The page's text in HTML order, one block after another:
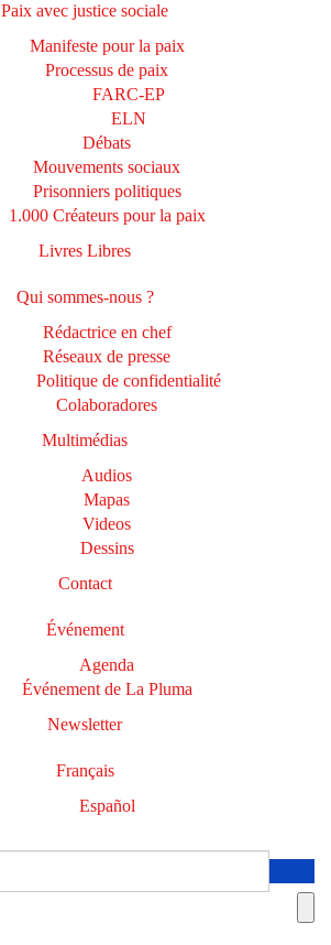
Paix avec justice sociale
Manifeste pour la paix
Processus de paix
FARC-EP
ELN
Débats
Mouvements sociaux
Prisonniers politiques
1.000 Créateurs pour la paix
Livres Libres
Qui sommes-nous ?
Rédactrice en chef
Réseaux de presse
Politique de confidentialité
Colaboradores
Multimédias
Audios
Mapas
Videos
Dessins
Contact
Événement
Agenda
Événement de La Pluma
Newsletter
Français
Español